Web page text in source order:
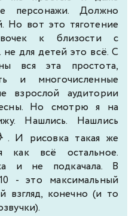
персонажи. Должно
Но вот это тяготение
к близости с
для детей это всё. С
вся эта простота,
и многочисленные
взрослой аудитории
Но смотрю я на
Нашлись. Нашлись
. И рисовка такая же
как всё остальное.
и не подкачала. В
- это максимальный
взгляд, конечно (и то